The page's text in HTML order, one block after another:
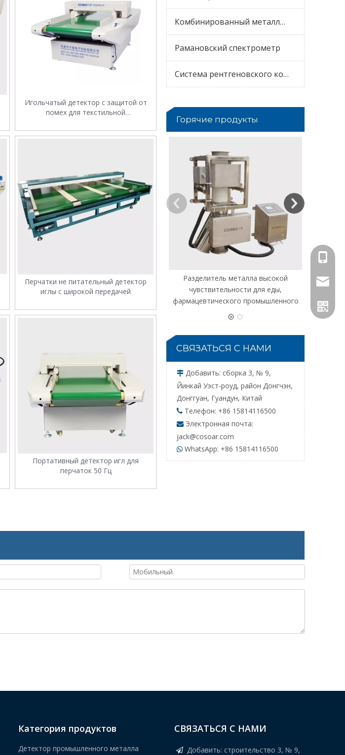
Игольчатый детектор с защитой от
помех для текстильной
Перчатки не питательный детектор
иглы с широкой передачей
Портативный детектор игл для
перчаток 50 Гц
Комбинированный металлодетектор и чеквейер
Рамановский спектрометр
Система рентгеновского контроля
Горячие продукты
Разделитель металла высокой
чувствительности для еды,
фармацевтического промышленного
СВЯЗАТЬСЯ С НАМИ
 Добавить: сборка 3, № 9,
Йинкай Уэст-роуд, район Донгчэн,
Донггуан, Гуандун, Китай
 Телефон: +86 15814116500
 Электронная почта:
jack@cosoar.com
 WhatsApp: +86 15814116500
+86
Категория продуктов
Детектор промышленного металла
СВЯЗАТЬСЯ С НАМИ
 Добавить: строительство 3, № 9,